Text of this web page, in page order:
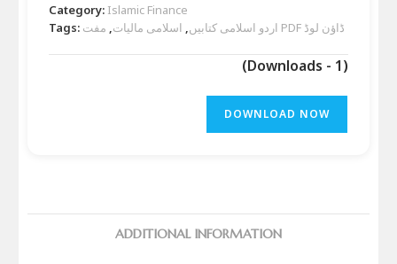
Category: Islamic Finance
Tags:
اردو اسلامی کتابیں, اسلامی مالیات, مفت PDF ڈاؤن لوڈ
(Downloads - 1)
DOWNLOAD NOW
ADDITIONAL INFORMATION